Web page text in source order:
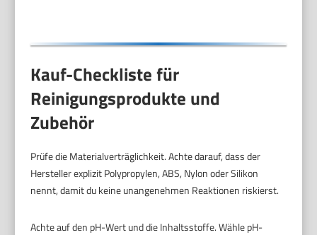
Kauf-Checkliste für
Reinigungsprodukte und
Zubehör
Prüfe die Materialverträglichkeit. Achte darauf, dass der
Hersteller explizit Polypropylen, ABS, Nylon oder Silikon
nennt, damit du keine unangenehmen Reaktionen riskierst.
Achte auf den pH-Wert und die Inhaltsstoffe. Wähle pH-